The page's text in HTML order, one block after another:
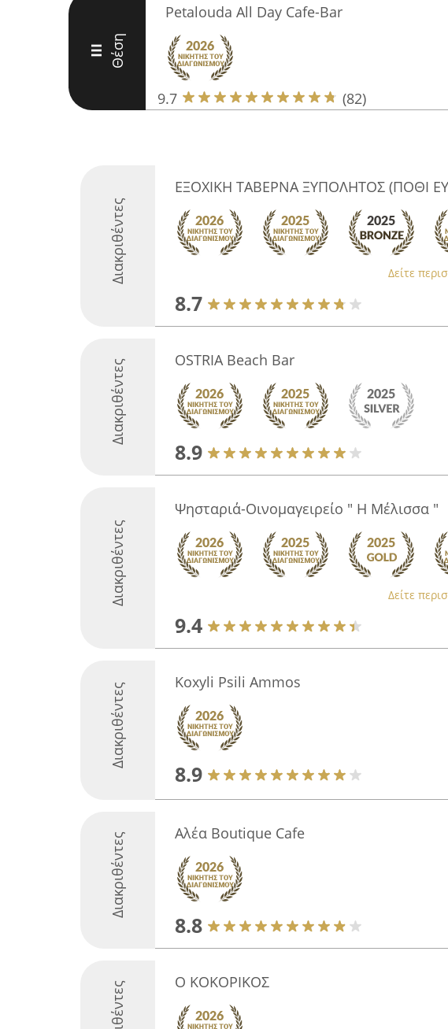
III Θέση
Petalouda All Day Cafe-Bar
9.7 (82)
Διακριθέντες
ΕΞΟΧΙΚΗ ΤΑΒΕΡΝΑ ΞΥΠΟΛΗΤΟΣ (ΠΟΘΙ
Δείτε
8.7
Διακριθέντες OSTRIA Beach Bar
8.9
Διακριθέντες
Ψησταριά-Οινομαγειρείο " Η Μέλισσα "
Δείτε
9.4
Διακριθέντες Koxyli Psili Ammos
8.9
Διακριθέντες Αλέα Boutique Cafe
8.8
Ο ΚΟΚΟΡΙΚΟΣ